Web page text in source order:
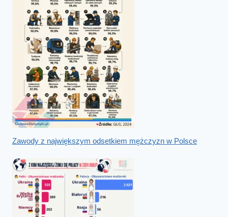
Zawody z największym odsetkiem mężczyzn w Polsce